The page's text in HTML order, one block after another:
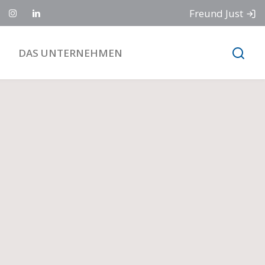
Freund Just
DAS UNTERNEHMEN